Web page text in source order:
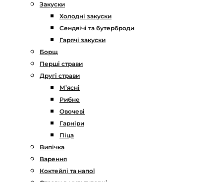
Закуски
Холодні закуски
Сендвічі та бутерброди
Гарячі закуски
Борщ
Перші страви
Другі страви
М’ясні
Рибне
Овочеві
Гарніри
Піца
Випічка
Варення
Коктейлі та напої